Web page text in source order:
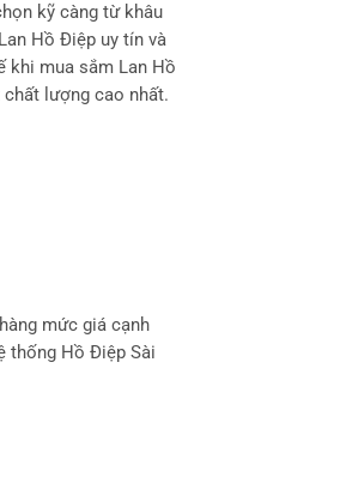
kỹ càng từ khâu
Hồ Điệp uy tín và
khi mua sắm Lan Hồ
lượng cao nhất.
mức giá cạnh
thống Hồ Điệp Sài